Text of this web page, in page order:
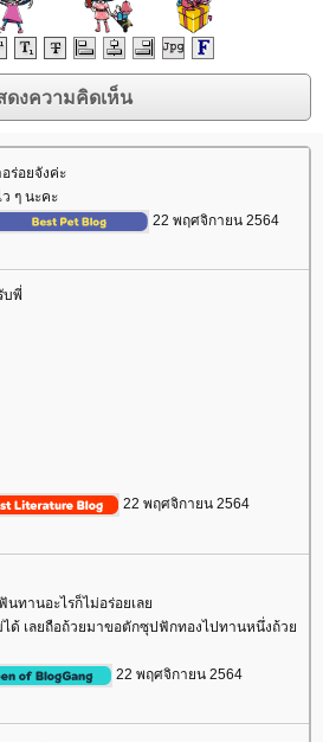
ร่อยจังค่ะ
ๆ นะคะ
22 พฤศจิกายน 2564
บพี่
22 พฤศจิกายน 2564
นทานอะไรก็ไม่อร่อยเล
ได้ เลยถือถ้วยมาขอตักซุปฟักทองไปทานหนึ่งถ้ว
22 พฤศจิกายน 2564